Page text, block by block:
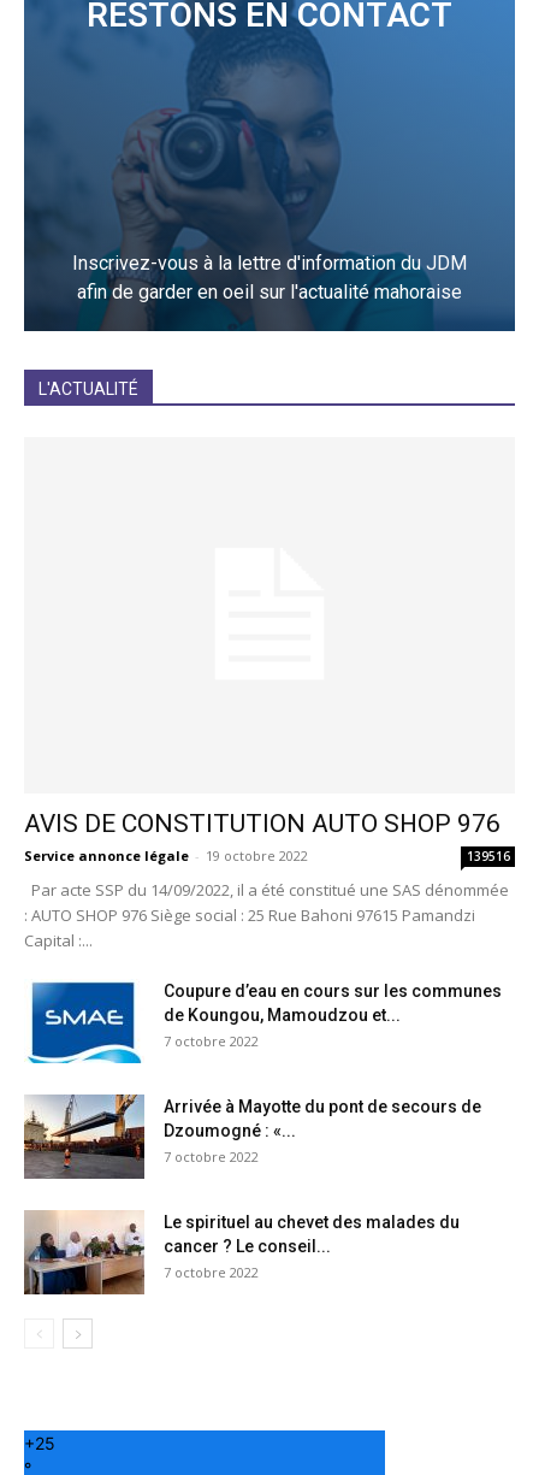
RESTONS EN CONTACT
Inscrivez-vous à la lettre d'information du JDM
afin de garder en oeil sur l'actualité mahoraise
L'ACTUALITÉ
AVIS DE CONSTITUTION AUTO SHOP 976
Service annonce légale - 19 octobre 2022 139516
Par acte SSP du 14/09/2022, il a été constitué une SAS dénommée
: AUTO SHOP 976 Siège social : 25 Rue Bahoni 97615 Pamandzi
Capital :...
Coupure d’eau en cours sur les communes
de Koungou, Mamoudzou et...
7 octobre 2022
Arrivée à Mayotte du pont de secours de
Dzoumogné : «...
7 octobre 2022
Le spirituel au chevet des malades du
cancer ? Le conseil...
7 octobre 2022
+25
°